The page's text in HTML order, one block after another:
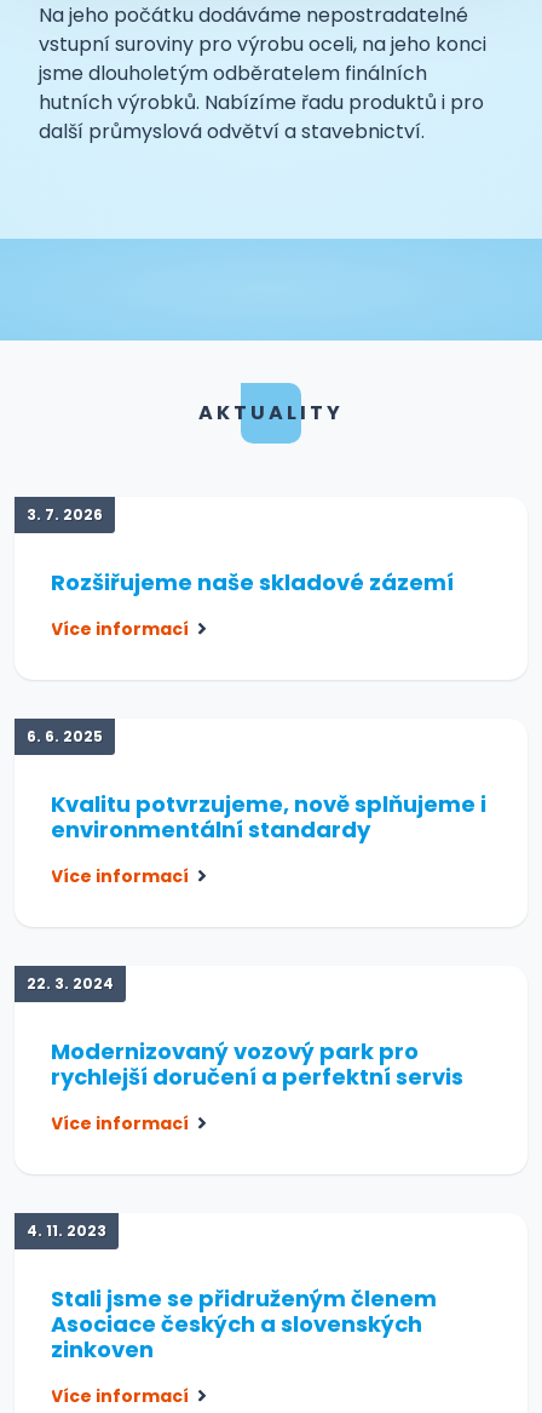
Na jeho počátku dodáváme nepostradatelné
vstupní suroviny pro výrobu oceli, na jeho konci
jsme dlouholetým odběratelem finálních
hutních výrobků. Nabízíme řadu produktů i pro
další průmyslová odvětví a stavebnictví.
AKTUALITY
3. 7. 2026
Rozšiřujeme naše skladové zázemí
Více informací
6. 6. 2025
Kvalitu potvrzujeme, nově splňujeme i
environmentální standardy
Více informací
22. 3. 2024
Modernizovaný vozový park pro
rychlejší doručení a perfektní servis
Více informací
4. 11. 2023
Stali jsme se přidruženým členem
Asociace českých a slovenských
zinkoven
Více informací